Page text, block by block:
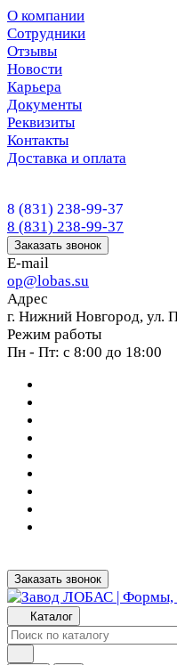
О компании
Сотрудники
Отзывы
Новости
Карьера
Документы
Реквизиты
Контакты
Доставка и оплата
8 (831) 238-99-37
8 (831) 238-99-37
Заказать звонок
E-mail
op@lobas.su
Адрес
г. Нижний Новгород, ул.
Режим работы
Пн - Пт: с 8:00 до 18:00
Заказать звонок
Каталог